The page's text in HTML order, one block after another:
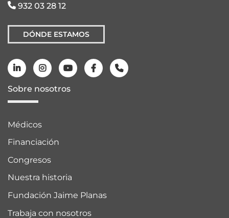
932 03 28 12
DÓNDE ESTAMOS
Sobre nosotros
Médicos
Financiación
Congresos
Nuestra historia
Fundación Jaime Planas
Trabaja con nosotros